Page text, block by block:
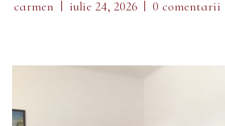
carmen iulie 24, 2026 0 comentarii